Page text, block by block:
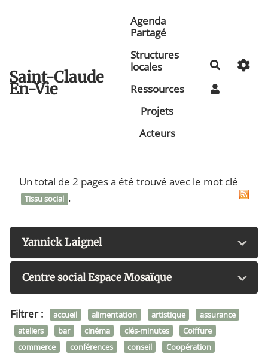
Saint-Claude
En-Vie
Agenda
Partagé
Structures
locales
Ressources
Projets
Acteurs
Un total de 2 pages a été trouvé avec le mot clé
Tissu social .
Yannick Laignel
Centre social Espace Mosaïque
Filtrer : accueil alimentation artistique
assurance
ateliers
bar cinéma clés-minutes
Coiffure
commerce
conférences conseil
Coopération